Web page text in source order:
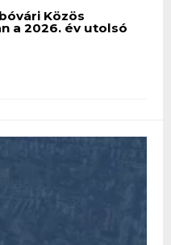
Közös
a 2026. év utolsó